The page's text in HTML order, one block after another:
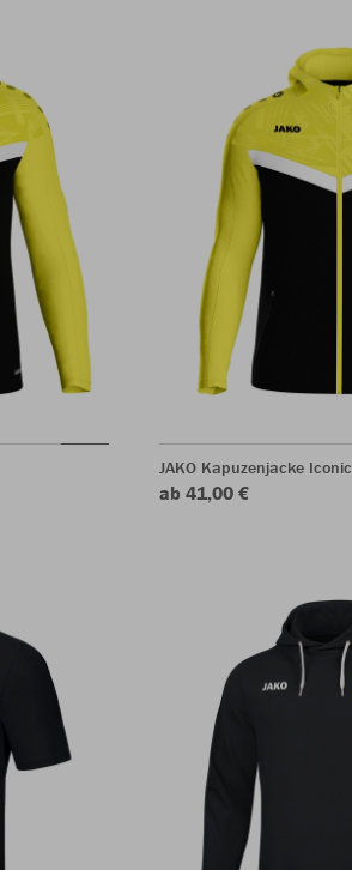
JAKO Kapuzenjacke Iconic
ab 41,00 €